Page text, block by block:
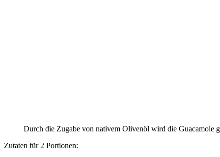
Durch die Zugabe von nativem Olivenöl wird die Guacamole
Zutaten für 2 Portionen: